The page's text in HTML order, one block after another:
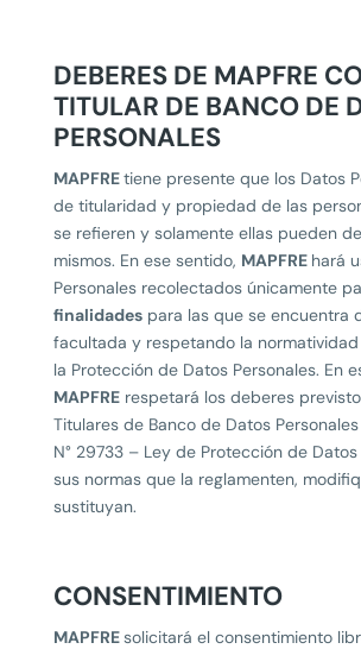
DEBERES DE MAPFRE
TITULAR DE BANCO DE
PERSONALES
MAPFREtiene presente que los Datos
de titularidad y propiedad de las
se refieren y solamente ellas pueden
mismos. En ese sentido, MAPFRE hará
Personales recolectados únicamente
finalidadespara las que se encuentra
facultada y respetando la
la Protección de Datos Personales. En
MAPFRErespetará los deberes
Titulares de Banco de Datos
N° 29733 – Ley de Protección de
sus normas que la reglamenten,
sustituyan.
CONSENTIMIENTO
MAPFREsolicitará el consentimiento